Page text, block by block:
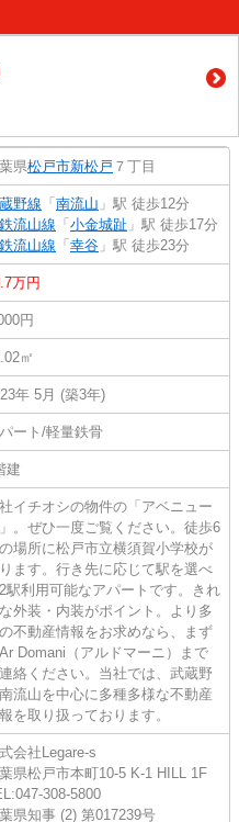
県松戸市新松戸 ７丁目
野線 「 南流山 」駅 徒歩12分
流山線 「 小金城趾 」駅 徒歩17分
流山線 「 幸谷 」駅 徒歩23分
万円
円
㎡
年 5月 (築3年)
ート/軽量鉄骨
建
イチオシの物件の「アベニュー
。ぜひ一度ご覧ください。徒歩6
場所に松戸市立横須賀小学校が
ます。行き先に応じて駅を選べ
駅利用可能なアパートです。きれ
外装・内装がポイント。より多
不動産情報をお求めなら、まず
Domani（アルドマーニ）まで
絡ください。当社では、武蔵野
流山を中心に多種多様な不動産
を取り扱っております。
会社Legare-s
県松戸市本町10-5 K-1 HILL 1F
308-5800
県知事 (2) 第017239号